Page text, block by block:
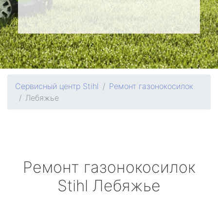
Сервисный центр Stihl
Ремонт газонокосилок
Лебяжье
Ремонт газонокосилок
Stihl Лебяжье